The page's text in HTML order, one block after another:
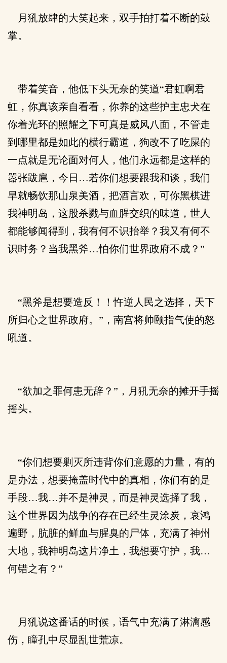
月犼放肆的大笑起来，双手拍打着不断的鼓
掌。
带着笑音，他低下头无奈的笑道“君虹啊君
虹，你真该亲自看看，你养的这些护主忠犬在
你着光环的照耀之下可真是威风八面，不管走
到哪里都是如此的横行霸道，狗改不了吃屎的
一点就是无论面对何人，他们永远都是这样的
嚣张跋扈，今日…若你们想要跟我和谈，我们
早就畅饮那山泉美酒，把酒言欢，可你黑棋进
我神明岛，这股杀戮与血腥交织的味道，世人
都能够闻得到，我有何不识抬举？我又有何不
识时务？当我黑斧…怕你们世界政府不成？”
“黑斧是想要造反！！忤逆人民之选择，天下
所归心之世界政府。”，南宫将帅颐指气使的怒
吼道。
“欲加之罪何患无辞？”，月犼无奈的摊开手摇
摇头。
“你们想要剿灭所违背你们意愿的力量，有的
是办法，想要掩盖时代中的真相，你们有的是
手段…我…并不是神灵，而是神灵选择了我，
这个世界因为战争的存在已经生灵涂炭，哀鸿
遍野，肮脏的鲜血与腥臭的尸体，充满了神州
大地，我神明岛这片净土，我想要守护，我…
何错之有？”
月犼说这番话的时候，语气中充满了淋漓感
伤，瞳孔中尽显乱世荒凉。